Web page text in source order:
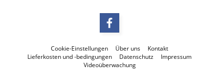
Cookie-Einstellungen Über uns
Kontakt
Lieferkosten und -bedingungen
Datenschutz
Impressum
Videoüberwachung